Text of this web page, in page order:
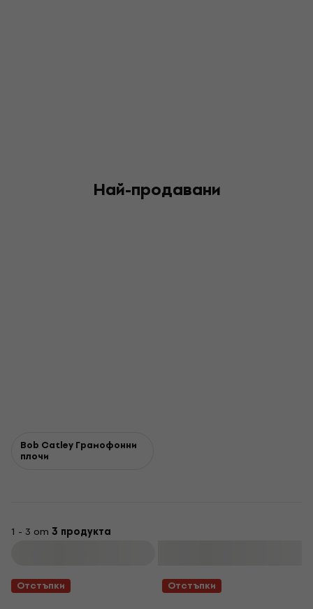
Най-продавани
Bob Catley Грамофонни
плочи
1 - 3 от 3 продукта
Отстъпки Отстъпки